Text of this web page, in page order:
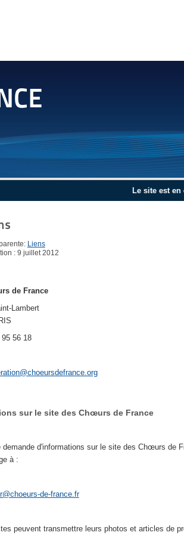
Le site est en cours
Liens
: 9 juillet 2012
de France
Lambert
56 18
sur le site des Chœurs de France
demande d'informations sur le site des Chœurs de
à :
de-france.fr
peuvent transmettre leurs photos et articles de